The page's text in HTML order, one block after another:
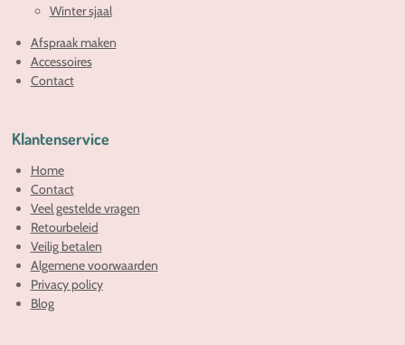
Winter sjaal
Afspraak maken
Accessoires
Contact
Klantenservice
Home
Contact
Veel gestelde vragen
Retourbeleid
Veilig betalen
Algemene voorwaarden
Privacy policy
Blog